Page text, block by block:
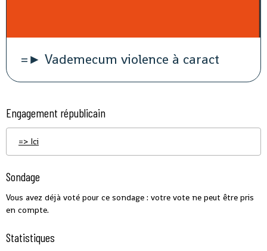
=► Vademecum violence à caract
Engagement républicain
=> Ici
Sondage
Vous avez déjà voté pour ce sondage : votre vote ne peut être pris
en compte.
Statistiques